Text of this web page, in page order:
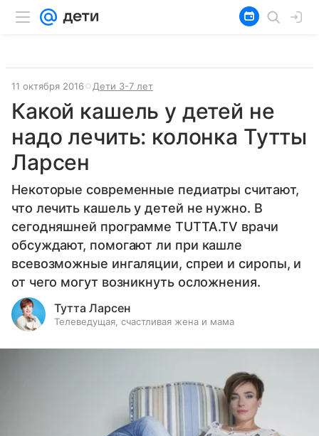
11 октября 2016 Дети 3-7 лет
Какой кашель у детей не
надо лечить: колонка Тутты
Ларсен
Некоторые современные педиатры считают,
что лечить кашель у детей не нужно. В
сегодняшней программе TUTTA.TV врачи
обсуждают, помогают ли при кашле
всевозможные ингаляции, спреи и сиропы, и
от чего могут возникнуть осложнения.
Тутта Ларсен
Телеведущая, счастливая жена и мама